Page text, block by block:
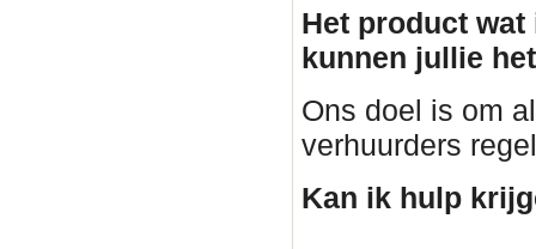
Het product
kunnen jullie
Ons doel is om
verhuurders
Kan ik hulp